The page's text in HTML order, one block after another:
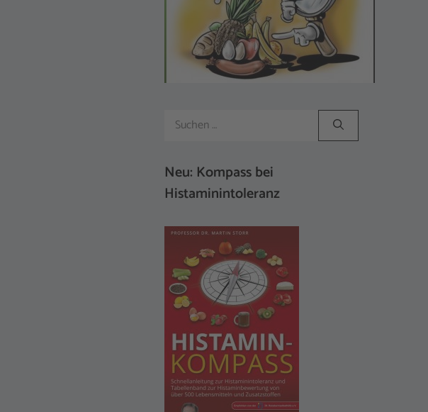
Suchen
nach:
Neu: Kompass bei
Histaminintoleranz